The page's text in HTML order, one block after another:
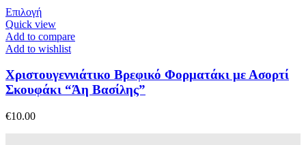
σελίδα
του
προϊόντος
ΕπιλογήΑυτό
το
προϊόν
έχει
παραλλαγές.
Οι
επιλογές
Quick view
Add to compare
Add to wishlist
Χριστουγεννιάτικο Βρεφικό Φορματάκι με Ασορτί
Σκουφάκι “Άη Βασίλης”
€10.00